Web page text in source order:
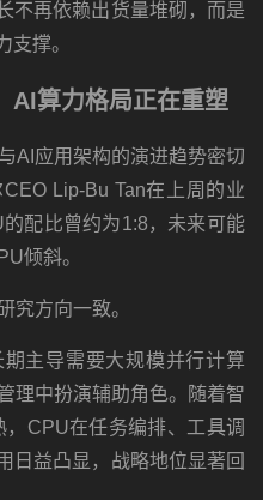
再依赖出货量堆砌，而是
支撑。
AI算力格局正在重塑
AI应用架构的演进趋势密切
Lip-Bu Tan在上周的业
配比曾约为1:8，未来可能
倾斜。
究方向一致。
主导需要大规模并行计算
理中扮演辅助角色。随着智
CPU在任务编排、工具调
日益凸显，战略地位显著回